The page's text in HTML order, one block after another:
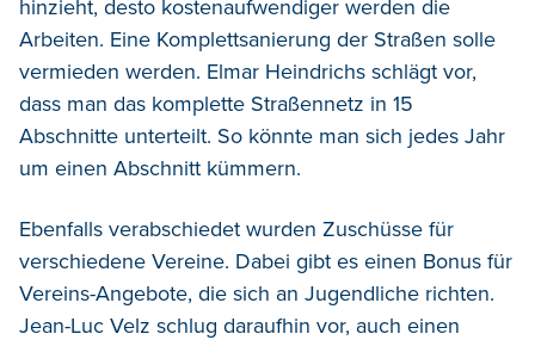
hinzieht, desto kostenaufwendiger werden die
Arbeiten. Eine Komplettsanierung der Straßen solle
vermieden werden. Elmar Heindrichs schlägt vor,
dass man das komplette Straßennetz in 15
Abschnitte unterteilt. So könnte man sich jedes Jahr
um einen Abschnitt kümmern.
Ebenfalls verabschiedet wurden Zuschüsse für
verschiedene Vereine. Dabei gibt es einen Bonus für
Vereins-Angebote, die sich an Jugendliche richten.
Jean-Luc Velz schlug daraufhin vor, auch einen